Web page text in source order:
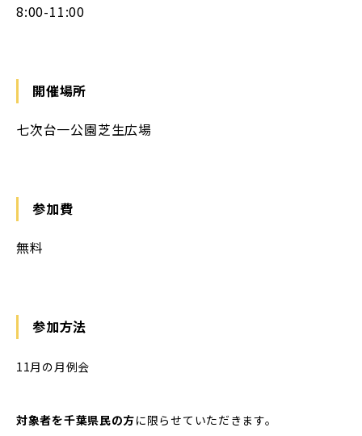
8:00-11:00
開催場所
七次台一公園芝生広場
参加費
無料
参加方法
11月の月例会
対象者を千葉県民の方に限らせていただきます。